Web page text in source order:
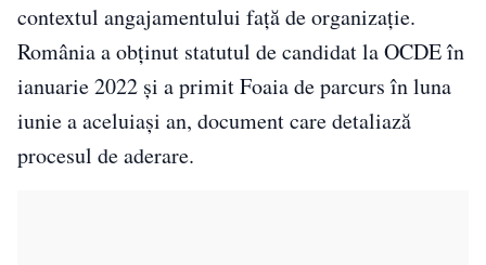
contextul angajamentului față de organizație.
România a obținut statutul de candidat la OCDE în
ianuarie 2022 și a primit Foaia de parcurs în luna
iunie a aceluiași an, document care detaliază
procesul de aderare.